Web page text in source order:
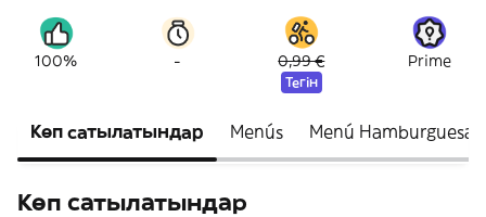
100% - 0,99 €
Тегін
Prime
Көп сатылатындар Menús Menú Hamburguesas
Көп сатылатындар